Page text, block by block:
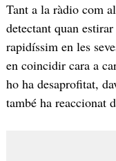
Tant a la ràdio com
detectant quan
rapidíssim en les
en coincidir cara a
ho ha desaprofitat,
també ha reaccionat